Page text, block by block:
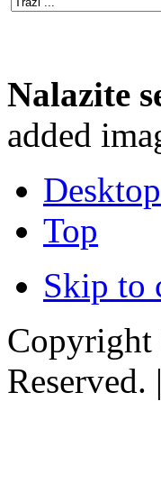
Nalazite
added
Top
Skip to
Reserved. |